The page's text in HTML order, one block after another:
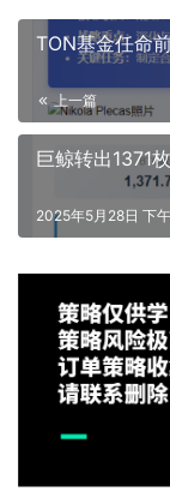
TON基金任命
上一篇
巨鲸转出1371
2025年5月28日 下